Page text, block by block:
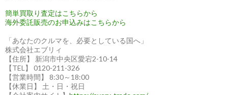
え
る
日
の
ト
ラ
簡単買取り査定はこちらから
海外委託販売のお申込みはこちらから
「あなたのクルマを、必要としている国へ」
株式会社エブリィ
【住所】 新潟市中央区愛宕2-10-14
【TEL】 0120-211-326
【営業時間】 8:30～18:00
【休業日】 土・日・祝日